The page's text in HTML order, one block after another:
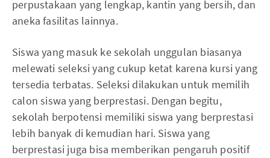
perpustakaan yang lengkap, kantin yang bersih, dan
aneka fasilitas lainnya.
Siswa yang masuk ke sekolah unggulan biasanya
melewati seleksi yang cukup ketat karena kursi yang
tersedia terbatas. Seleksi dilakukan untuk memilih
calon siswa yang berprestasi. Dengan begitu,
sekolah berpotensi memiliki siswa yang berprestasi
lebih banyak di kemudian hari. Siswa yang
berprestasi juga bisa memberikan pengaruh positif